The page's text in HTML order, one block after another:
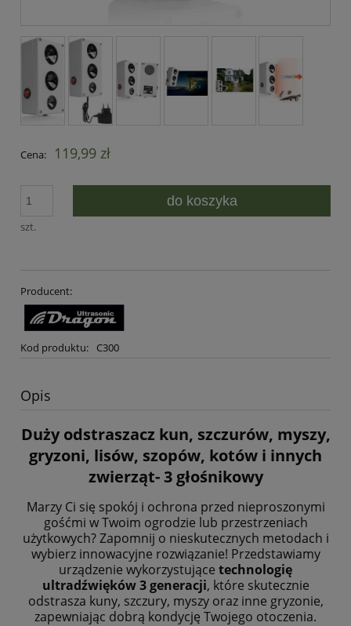
Cena: 119,99 zł
szt.
do koszyka
Producent:
Kod produktu: C300
Opis
Duży odstraszacz kun, szczurów, myszy,
gryzoni, lisów, szopów, kotów i innych
zwierząt- 3 głośnikowy
Marzy Ci się spokój i ochrona przed nieproszonymi
gośćmi w Twoim ogrodzie lub przestrzeniach
użytkowych? Zapomnij o nieskutecznych metodach i
wybierz innowacyjne rozwiązanie! Przedstawiamy
urządzenie wykorzystujące technologię
ultradźwięków 3 generacji, które skutecznie
odstrasza kuny, szczury, myszy oraz inne gryzonie,
zapewniając dobrą kondycję Twojego otoczenia.